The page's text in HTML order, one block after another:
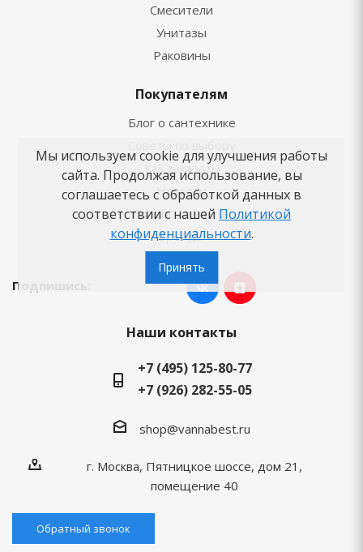
Смесители
Унитазы
Раковины
Покупателям
Блог о сантехнике
Как заказать
Новости
Вопросы-ответы
Бренды
Подпишись:
Наши контакты
+7 (495) 125-80-77
+7 (926) 282-55-05
shop@vannabest.ru
г. Москва, Пятницкое шоссе, дом 21,
помещение 40
Обратный звонок
Мы используем cookie для улучшения работы
сайта. Продолжая использование, вы
соглашаетесь с обработкой данных в
соответствии с нашей Политикой
конфиденциальности.
Принять